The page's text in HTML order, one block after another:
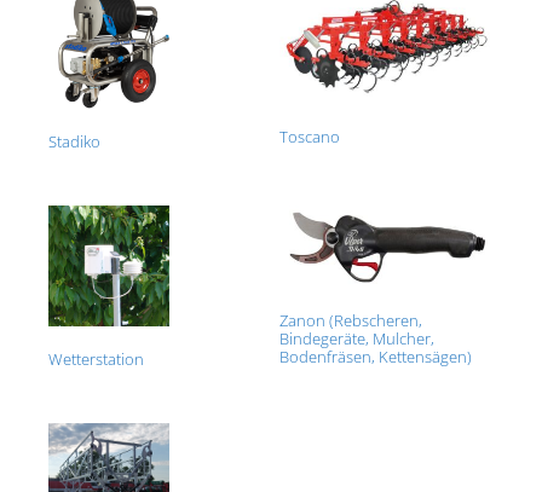
Stadiko Toscano
Wetterstation
Zanon (Rebscheren,
Bindegeräte, Mulcher,
Bodenfräsen, Kettensägen)